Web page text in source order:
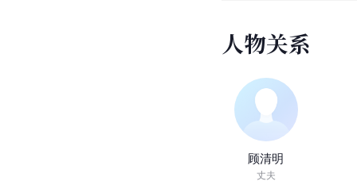
人物关系
顾清明
丈夫